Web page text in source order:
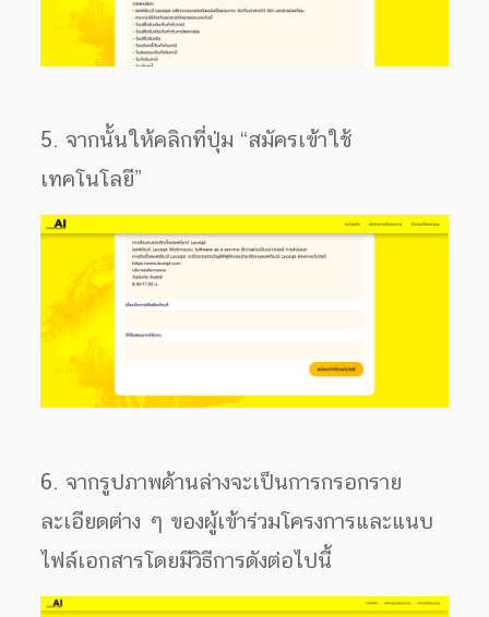
5. จากนั้นให้คลิกที่ปุ่ม “สมัครเข้าใช้
เทคโนโลยี”
6. จากรูปภาพด้านล่างจะเป็นการกรอกราย
ละเอียดต่าง ๆ ของผู้เข้าร่วมโครงการและแนบ
ไฟล์เอกสารโดยมีวิธีการดังต่อไปนี้